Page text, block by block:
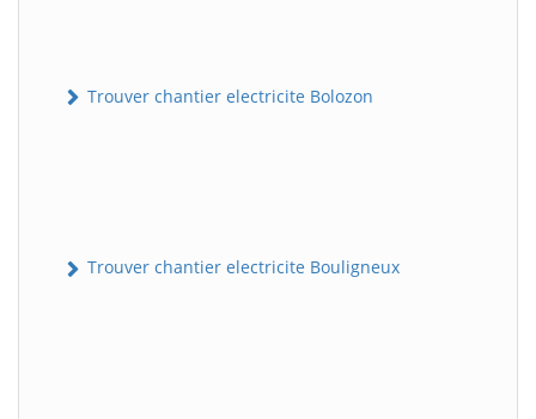
Trouver chantier electricite Bolozon
Trouver chantier electricite Bouligneux